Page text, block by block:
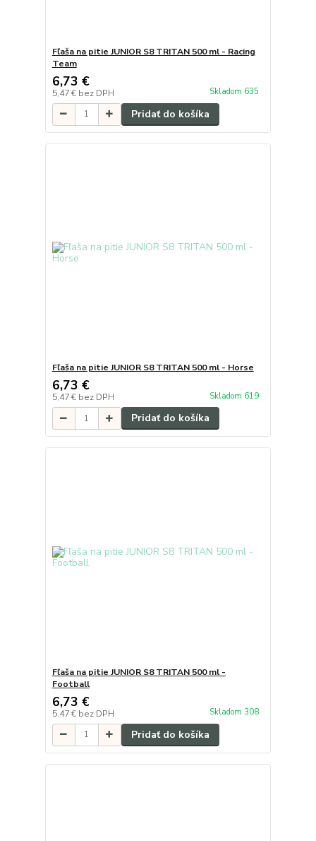
Fľaša na pitie JUNIOR S8 TRITAN 500 ml - Racing
Team
6,73 €
5,47 € bez DPH Skladom 635
Pridať do košíka
Fľaša na pitie JUNIOR S8 TRITAN 500 ml - Horse
6,73 €
5,47 € bez DPH Skladom 619
Pridať do košíka
Fľaša na pitie JUNIOR S8 TRITAN 500 ml -
Football
6,73 €
5,47 € bez DPH Skladom 308
Pridať do košíka